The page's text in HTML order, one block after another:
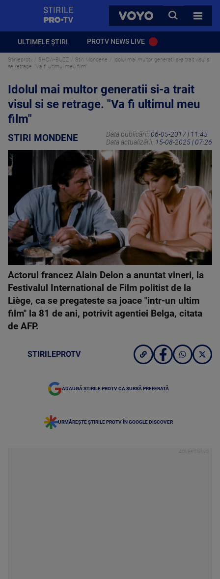
VOYO
CAUTA
TOATE
ULTIMELE ȘTIRI PROTV NEWS LIVE
Stirileprotv SHOW-BUZZ Stiri Mondene
Idolul mai multor generatii si-a trait visul si
se retrage. "Va fi ultimul meu film"
Idolul mai multor generatii si-a trait
visul si se retrage. "Va fi ultimul meu
film"
STIRI MONDENE Data publicării: 06-05-2017 | 11:45
Data actualizării: 15-08-2025 | 07:26
Actorul francez Alain Delon a anuntat vineri, la
Festivalul International de Film politist de la
Liège, ca se pregateste sa joace "intr-un ultim
film" la 81 de ani, potrivit agentiei Belga, citata
de AFP.
STIRILEPROTV
ADAUGĂ ȘTIRILE PROTV CA SURSĂ PREFERATĂ
URMĂREȘTE ȘTIRILE PROTV ÎN GOOGLE DISCOVER